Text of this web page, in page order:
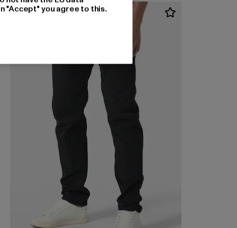
-38%
"Accept" you agree to this.